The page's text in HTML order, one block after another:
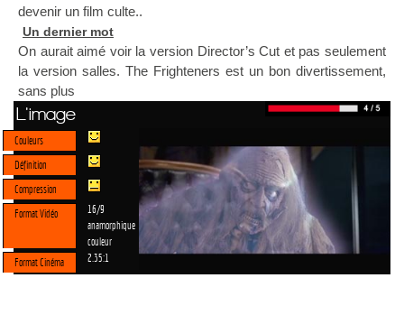
devenir un film culte..
Un dernier mot
On aurait aimé voir la version Director’s Cut et pas seulement
la version salles. The Frighteners est un bon divertissement,
sans plus
L'image
Couleurs
Définition
Compression
Format Vidéo
16/9
anamorphique
couleur
Format Cinéma
2.35:1